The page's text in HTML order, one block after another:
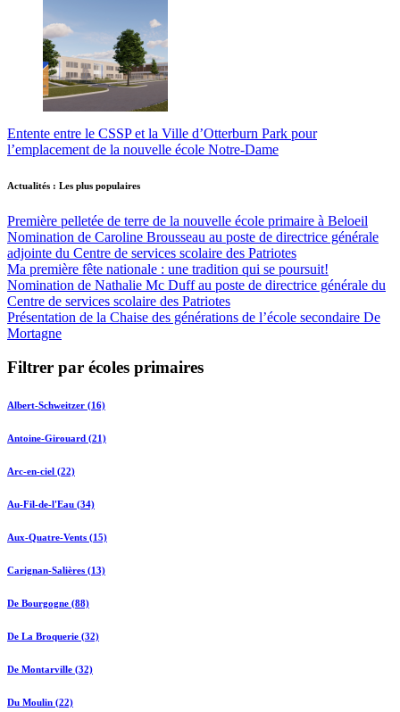
Entente entre le CSSP et la Ville d’Otterburn Park pour
l’emplacement de la nouvelle école Notre-Dame
Actualités : Les plus populaires
Première pelletée de terre de la nouvelle école primaire à Beloeil
Nomination de Caroline Brousseau au poste de directrice générale
adjointe du Centre de services scolaire des Patriotes
Ma première fête nationale : une tradition qui se poursuit!
Nomination de Nathalie Mc Duff au poste de directrice générale du
Centre de services scolaire des Patriotes
Présentation de la Chaise des générations de l’école secondaire De
Mortagne
Filtrer par écoles primaires
Albert-Schweitzer (16)
Antoine-Girouard (21)
Arc-en-ciel (22)
Au-Fil-de-l'Eau (34)
Aux-Quatre-Vents (15)
Carignan-Salières (13)
De Bourgogne (88)
De La Broquerie (32)
De Montarville (32)
Du Moulin (22)